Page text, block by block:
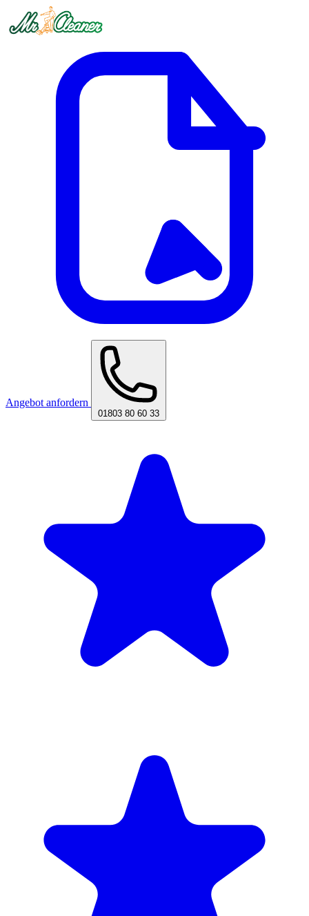
Angebot anfordern
01803 80 60 33